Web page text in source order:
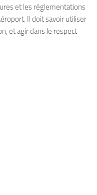
et les réglementations
Il doit savoir utiliser
et agir dans le respect